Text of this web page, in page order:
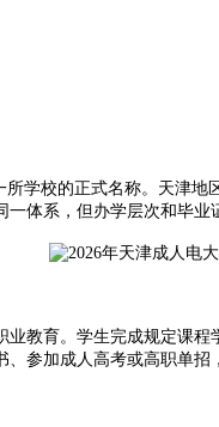
校的正式名称。天津
体系，但办学层次和毕业
教育。学生完成规定课
参加成人高考或高职单招